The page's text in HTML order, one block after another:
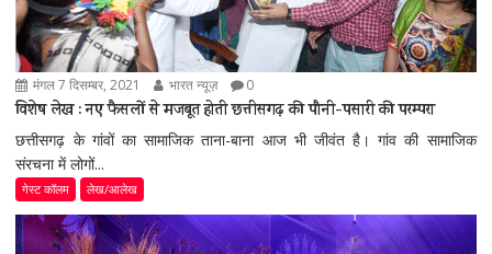
मंगल 7 दिसम्बर, 2021 भारत न्यूज़ 0
विशेष लेख : नए फैसलों से मजबूत होती छत्तीसगढ़ की पौनी-पसारी की परम्परा
छत्तीसगढ़ के गांवों का सामाजिक ताना-बाना आज भी जीवंत है। गांव की सामाजिक
संरचना में लोगों...
गेस्ट कॉलम लेख/आलेख